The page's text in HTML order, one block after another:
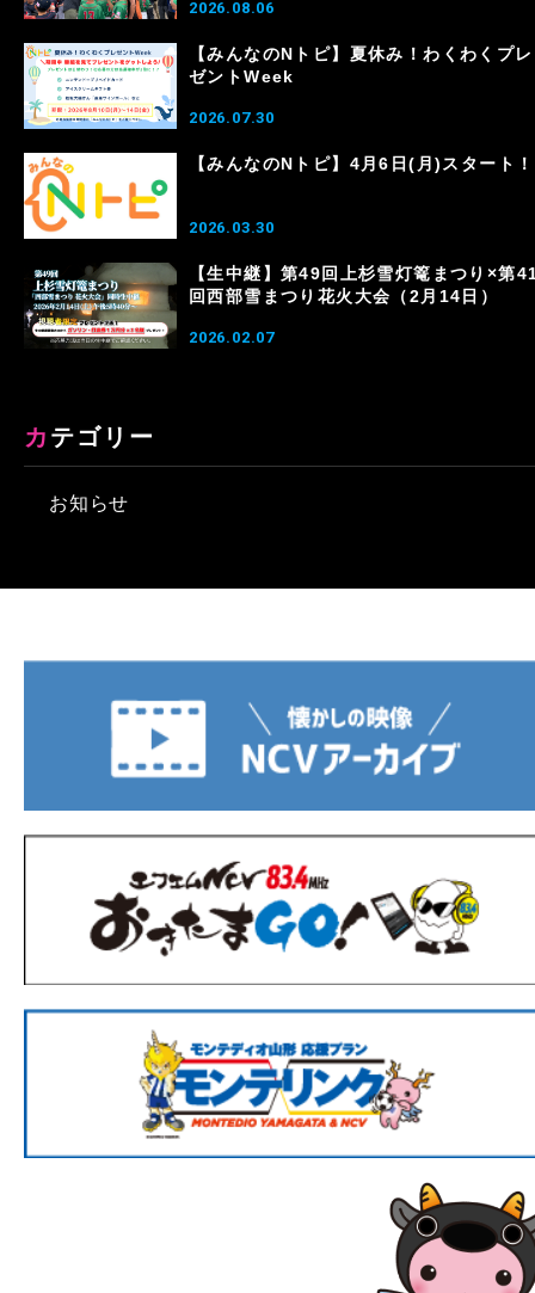
2026.08.06
【みんなのNトピ】夏休み！わくわくプレ
ゼントWeek
2026.07.30
【みんなのNトピ】4月6日(月)スタート！
2026.03.30
【生中継】第49回上杉雪灯篭まつり×第
回西部雪まつり花火大会（2月14日）
2026.02.07
カテゴリー
お知らせ